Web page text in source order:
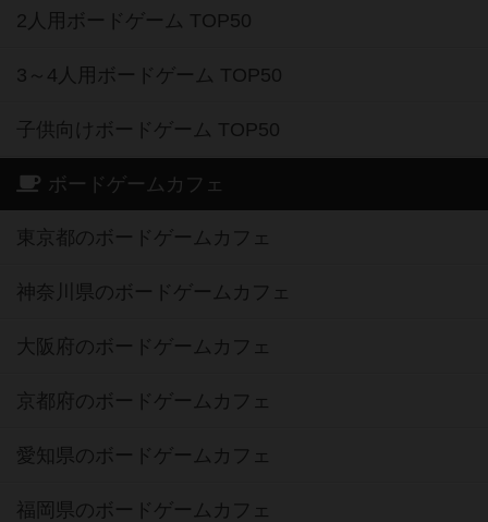
2人用ボードゲーム TOP50
3～4人用ボードゲーム TOP50
子供向けボードゲーム TOP50
ボードゲームカフェ
東京都のボードゲームカフェ
神奈川県のボードゲームカフェ
大阪府のボードゲームカフェ
京都府のボードゲームカフェ
愛知県のボードゲームカフェ
福岡県のボードゲームカフェ